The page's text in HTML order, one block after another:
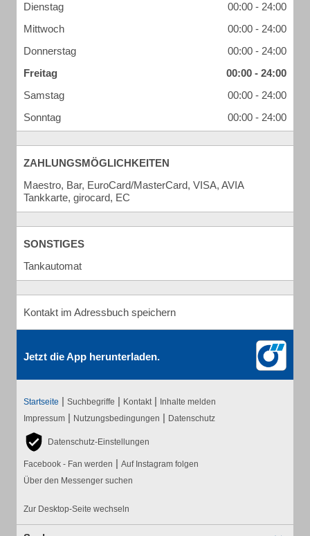
Dienstag
00:00 - 24:00
Mittwoch
00:00 - 24:00
Donnerstag
00:00 - 24:00
Freitag
00:00 - 24:00
Samstag
00:00 - 24:00
Sonntag
00:00 - 24:00
ZAHLUNGSMÖGLICHKEITEN
Maestro, Bar, EuroCard/MasterCard, VISA, AVIA
Tankkarte, girocard, EC
SONSTIGES
Tankautomat
Kontakt im Adressbuch speichern
Jetzt die App herunterladen.
Startseite | Suchbegriffe | Kontakt | Inhalte melden
Impressum | Nutzungsbedingungen | Datenschutz
Datenschutz-Einstellungen
Facebook - Fan werden | Auf Instagram folgen
Über den Messenger suchen
Zur Desktop-Seite wechseln